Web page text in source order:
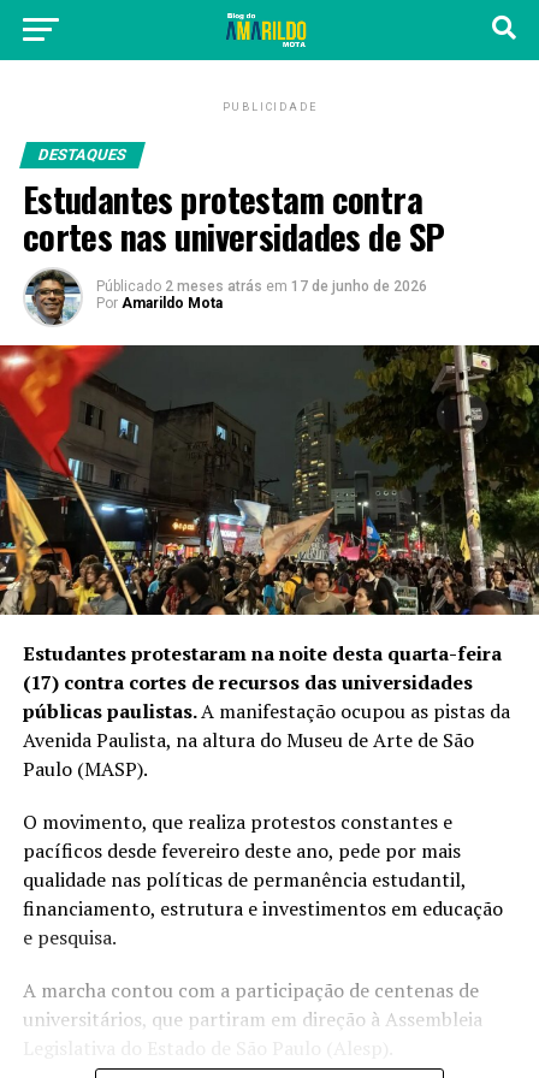
PUBLICIDADE
DESTAQUES
Estudantes protestam contra
cortes nas universidades de SP
Públicado 2 meses atrás em 17 de junho de 2026
Por Amarildo Mota
Estudantes protestaram na noite desta quarta-feira
(17) contra cortes de recursos das universidades
públicas paulistas.A manifestação ocupou as pistas da
Avenida Paulista, na altura do Museu de Arte de São
Paulo (MASP).
O movimento, que realiza protestos constantes e
pacíficos desde fevereiro deste ano, pede por mais
qualidade nas políticas de permanência estudantil,
financiamento, estrutura e investimentos em educação
e pesquisa.
A marcha contou com a participação de centenas de
universitários, que partiram em direção à Assembleia